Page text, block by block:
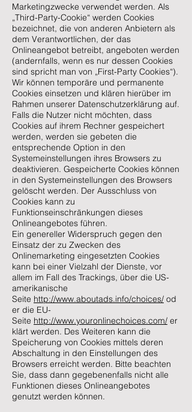
Marketingzwecke verwendet werden. Als
„Third-Party-Cookie“ werden Cookies
bezeichnet, die von anderen Anbietern als
dem Verantwortlichen, der das
Onlineangebot betreibt, angeboten werden
(andernfalls, wenn es nur dessen Cookies
sind spricht man von „First-Party Cookies“).
Wir können temporäre und permanente
Cookies einsetzen und klären hierüber im
Rahmen unserer Datenschutzerklärung auf.
Falls die Nutzer nicht möchten, dass
Cookies auf ihrem Rechner gespeichert
werden, werden sie gebeten die
entsprechende Option in den
Systemeinstellungen ihres Browsers zu
deaktivieren. Gespeicherte Cookies können
in den Systemeinstellungen des Browsers
gelöscht werden. Der Ausschluss von
Cookies kann zu
Funktionseinschränkungen dieses
Onlineangebotes führen.
Ein genereller Widerspruch gegen den
Einsatz der zu Zwecken des
Onlinemarketing eingesetzten Cookies
kann bei einer Vielzahl der Dienste, vor
allem im Fall des Trackings, über die US-
amerikanische
Seite http://www.aboutads.info/choices/ od
er die EU-
Seite http://www.youronlinechoices.com/ er
klärt werden. Des Weiteren kann die
Speicherung von Cookies mittels deren
Abschaltung in den Einstellungen des
Browsers erreicht werden. Bitte beachten
Sie, dass dann gegebenenfalls nicht alle
Funktionen dieses Onlineangebotes
genutzt werden können.